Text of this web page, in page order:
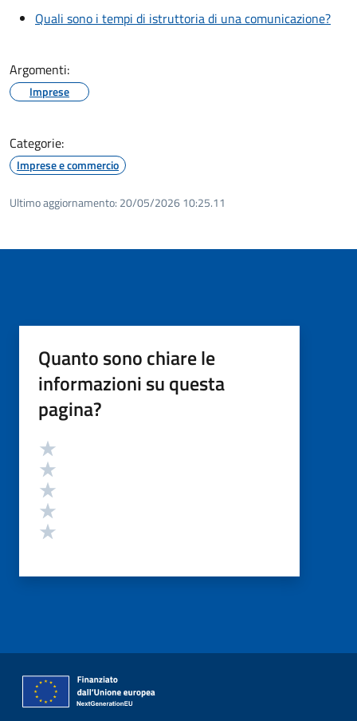
Quali sono i tempi di istruttoria di una comunicazione?
Argomenti:
Imprese
Categorie:
Imprese e commercio
Ultimo aggiornamento: 20/05/2026 10:25.11
Quanto sono chiare le
informazioni su questa
pagina?
Valutazione